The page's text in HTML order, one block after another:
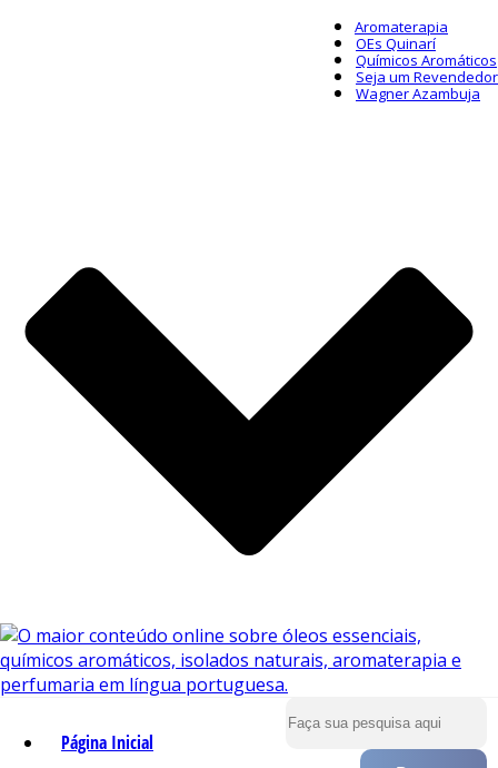
Aromaterapia
OEs Quinarí
Químicos Aromáticos
Seja um Revendedor
Wagner Azambuja
Página Inicial